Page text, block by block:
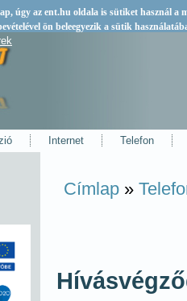
úgy az ent.hu oldala is sütiket használ a
ön beleegyezik a sütik
Internet Telefon
Jelenlegi hely
Címlap »